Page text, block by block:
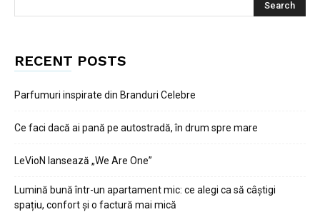
RECENT POSTS
Parfumuri inspirate din Branduri Celebre
Ce faci dacă ai pană pe autostradă, în drum spre mare
LeVioN lansează „We Are One”
Lumină bună într-un apartament mic: ce alegi ca să câștigi
spațiu, confort și o factură mai mică